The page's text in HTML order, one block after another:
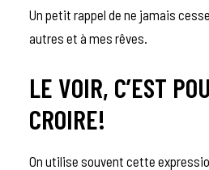
Un petit rappel de ne jamais
autres et à mes rêves.
LE VOIR, C’EST
CROIRE!
On utilise souvent cette